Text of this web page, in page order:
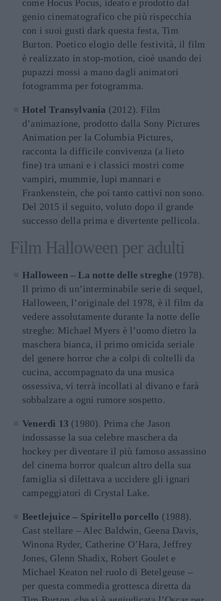
come Hocus Pocus, ideato e prodotto dal
genio cinematografico che più rispecchia
con i suoi gusti dark questa festa, Tim
Burton. Poetico elogio delle festività, il film
è realizzato in stop-motion, cioè usando dei
pupazzi mossi a mano dagli animatori
fotogramma per fotogramma.
Hotel Transylvania (2012). Film
d’animazione, prodotto dalla Sony Pictures
Animation per la Columbia Pictures,
racconta la difficile convivenza (a lieto
fine) tra umani e i classici mostri come
vampiri, mummie, lupi mannari e
Frankenstein, che poi tanto cattivi non sono.
Del 2015 il seguito, voluto dopo il grande
successo della prima e divertente pellicola.
Film Halloween per adulti
Halloween – La notte delle streghe (1978).
Il primo di un’interminabile serie di sequel,
Halloween, l’originale del 1978, è il film da
vedere assolutamente durante la notte delle
streghe: Michael Myers è l’uomo dietro la
maschera bianca, il primo omicida seriale
del genere horror che a colpi di coltelli da
cucina, accompagnato da una musica
ossessiva, vi terrà incollati al divano e farà
sobbalzare a ogni rumore sospetto.
Venerdì 13 (1980). Prima che Jason
indossasse la sua celebre maschera da
hockey per diventare il più famoso assassino
del cinema horror qualcun altro della sua
famiglia si dilettava a uccidere gli ignari
campeggiatori di Crystal Lake.
Beetlejuice – Spiritello porcello (1988).
Cast stellare – Alec Baldwin, Geena Davis,
Winona Ryder, Catherine O’Hara, Jeffrey
Jones, Glenn Shadix, Robert Goulet e
Michael Keaton nel ruolo di Betelgeuse –
per questa commedia grottesca diretta da